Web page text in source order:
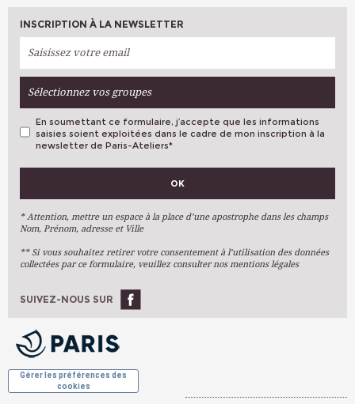
INSCRIPTION À LA NEWSLETTER
Sélectionnez vos groupes
VOS PRÉFÉRENCES
Arts Plastiques
Arts Du Texte
Arts Numériques
Ateliers À L'année
En soumettant ce formulaire, j’accepte que les informations
saisies soient exploitées dans le cadre de mon inscription à la
newsletter de Paris-Ateliers*
OK
* Attention, mettre un espace à la place d’une apostrophe dans les champs
Nom, Prénom, adresse et Ville
** Si vous souhaitez retirer votre consentement à l’utilisation des données
collectées par ce formulaire, veuillez consulter nos mentions légales
SUIVEZ-NOUS SUR
Gérer les préférences des
cookies